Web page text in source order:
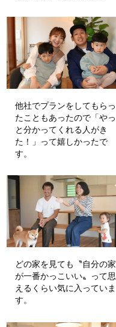
他社でプランをしてもらっ
たこともあったので「やっ
と分かってくれる人がき
た！」って嬉しかったで
す。
どの家を見ても〝自分の家
が一番かっこいい〟って思
えるくらい気に入っていま
す。